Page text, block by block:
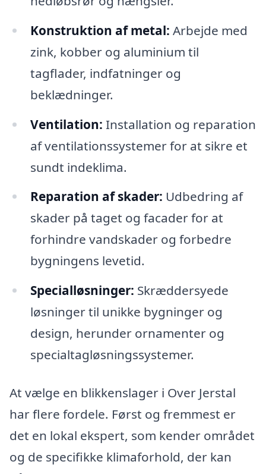
Konstruktion af metal: Arbejde med
zink, kobber og aluminium til
tagflader, indfatninger og
beklædninger.
Ventilation: Installation og reparation
af ventilationssystemer for at sikre et
sundt indeklima.
Reparation af skader: Udbedring af
skader på taget og facader for at
forhindre vandskader og forbedre
bygningens levetid.
Specialløsninger: Skræddersyede
løsninger til unikke bygninger og
design, herunder ornamenter og
specialtagløsningssystemer.
At vælge en blikkenslager i Over Jerstal
har flere fordele. Først og fremmest er
det en lokal ekspert, som kender området
og de specifikke klimaforhold, der kan